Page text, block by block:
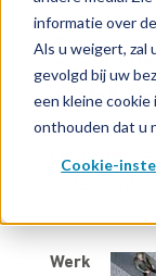
informatie over
Als u weigert, zal
gevolgd bij uw
een kleine
onthouden dat u
Cookie-
echt
Door
Werk